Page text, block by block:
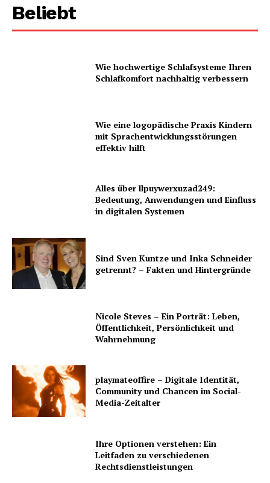
Beliebt
Wie hochwertige Schlafsysteme Ihren
Schlafkomfort nachhaltig verbessern
Wie eine logopädische Praxis Kindern
mit Sprachentwicklungsstörungen
effektiv hilft
Alles über llpuywerxuzad249:
Bedeutung, Anwendungen und Einfluss
in digitalen Systemen
Sind Sven Kuntze und Inka Schneider
getrennt? – Fakten und Hintergründe
Nicole Steves – Ein Porträt: Leben,
Öffentlichkeit, Persönlichkeit und
Wahrnehmung
playmateoffire – Digitale Identität,
Community und Chancen im Social-
Media-Zeitalter
Ihre Optionen verstehen: Ein
Leitfaden zu verschiedenen
Rechtsdienstleistungen